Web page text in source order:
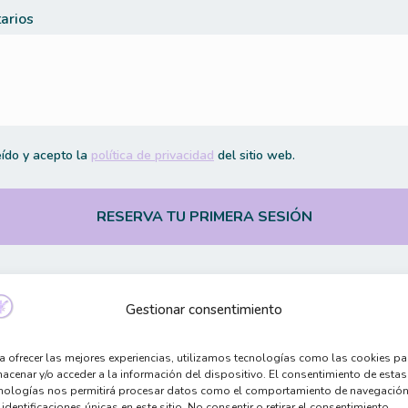
Gestionar consentimiento
ofrecer las mejores experiencias, utilizamos tecnologías como las cookies
y/o acceder a la información del dispositivo. El consentimiento de estas
nos permitirá procesar datos como el comportamiento de
y acepto la política de privacidad del sitio web.